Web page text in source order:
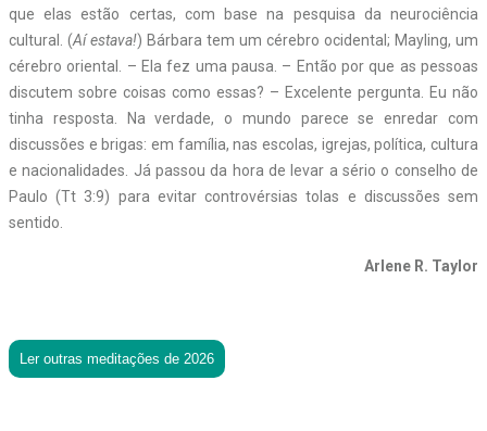
que elas estão certas, com base na pesquisa da neurociência
cultural. (Aí estava!) Bárbara tem um cérebro ocidental; Mayling, um
cérebro oriental. – Ela fez uma pausa. – Então por que as pessoas
discutem sobre coisas como essas? – Excelente pergunta. Eu não
tinha resposta. Na verdade, o mundo parece se enredar com
discussões e brigas: em família, nas escolas, igrejas, política, cultura
e nacionalidades. Já passou da hora de levar a sério o conselho de
Paulo (Tt 3:9) para evitar controvérsias tolas e discussões sem
sentido.
Arlene R. Taylor
Ler outras meditações de 2026